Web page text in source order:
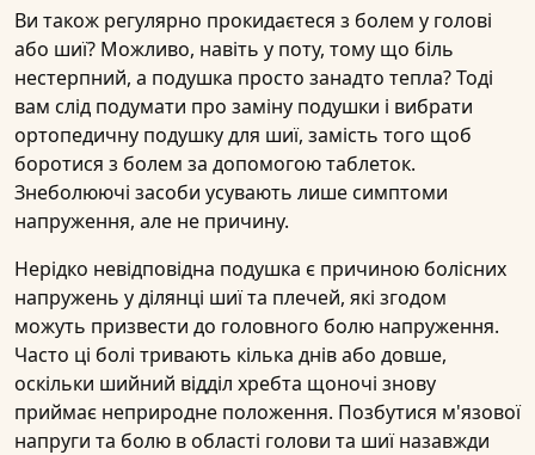
Ви також регулярно прокидаєтеся з болем у голові
або шиї? Можливо, навіть у поту, тому що біль
нестерпний, а подушка просто занадто тепла? Тоді
вам слід подумати про заміну подушки і вибрати
ортопедичну подушку для шиї, замість того щоб
боротися з болем за допомогою таблеток.
Знеболюючі засоби усувають лише симптоми
напруження, але не причину.
Нерідко невідповідна подушка є причиною болісних
напружень у ділянці шиї та плечей, які згодом
можуть призвести до головного болю напруження.
Часто ці болі тривають кілька днів або довше,
оскільки шийний відділ хребта щоночі знову
приймає неприродне положення. Позбутися м'язової
напруги та болю в області голови та шиї назавжди